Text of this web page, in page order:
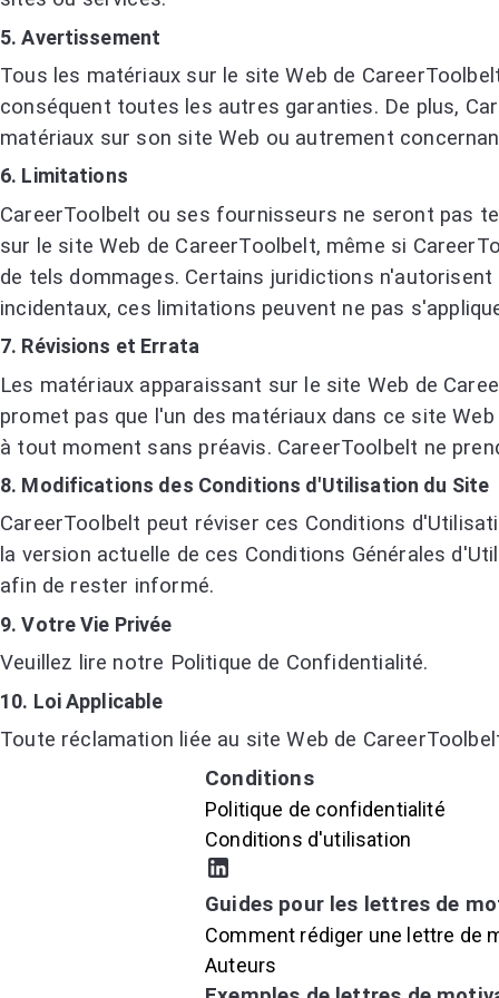
5. Avertissement
Tous les matériaux sur le site Web de
conséquent toutes les autres garanties. De plus,
matériaux sur son site Web ou autrement
6. Limitations
CareerToolbelt ou ses fournisseurs ne seront pas
sur le site Web de CareerToolbelt, même si
de tels dommages. Certains juridictions
incidentaux, ces limitations peuvent ne pas
7. Révisions et Errata
Les matériaux apparaissant sur le site Web de
promet pas que l'un des matériaux dans ce site
à tout moment sans préavis. CareerToolbelt ne
8. Modifications des Conditions d'Utilisation du Site
CareerToolbelt peut réviser ces Conditions
la version actuelle de ces Conditions Générales
afin de rester informé.
9. Votre Vie Privée
Veuillez lire notre Politique de Confidentialité.
10. Loi Applicable
Toute réclamation liée au site Web de
Conditions
Politique de confidentialité
Conditions d'utilisation
Guides pour les lettres de
Comment rédiger une lettre de
Auteurs